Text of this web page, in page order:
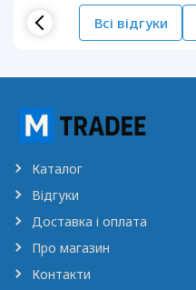
Всі відгуки
Каталог
Відгуки
Доставка і оплата
Про магазин
Контакти